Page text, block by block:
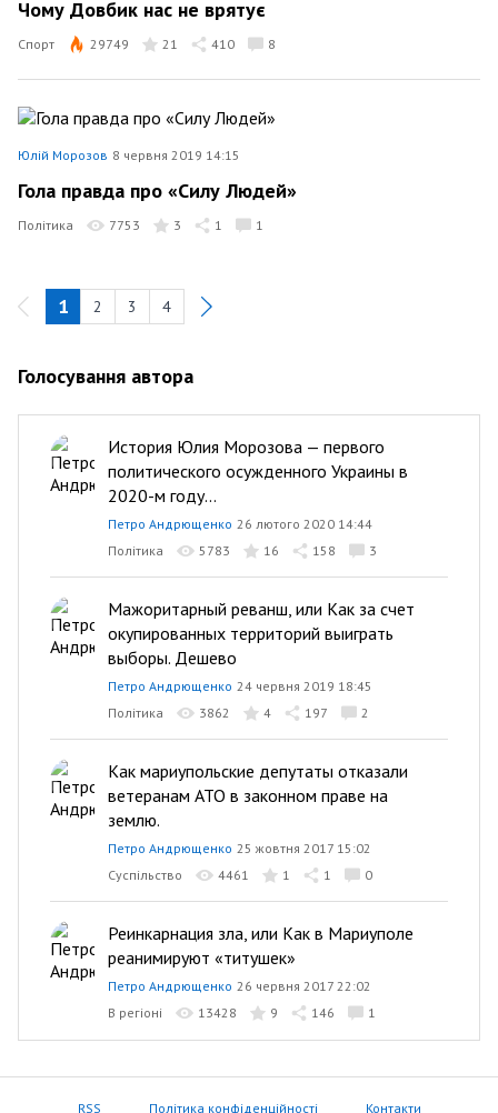
Чому Довбик нас не врятує
Спорт 29749 21 410 8
Юлій Морозов 8 червня 2019 14:15
Гола правда про «Силу Людей»
Політика 7753 3 1 1
1 2 3 4
Голосування автора
История Юлия Морозова — первого
политического осужденного Украины в
2020-м году...
Петро Андрющенко 26 лютого 2020 14:44
Політика
5783 16 158 3
Мажоритарный реванш, или Как за счет
окупированных территорий выиграть
выборы. Дешево
Петро Андрющенко 24 червня 2019 18:45
Політика
3862 4 197 2
Как мариупольские депутаты отказали
ветеранам АТО в законном праве на
землю.
Петро Андрющенко 25 жовтня 2017 15:02
Суспільство
4461 1 1 0
Реинкарнация зла, или Как в Мариуполе
реанимируют «титушек»
Петро Андрющенко 26 червня 2017 22:02
В регіоні
13428 9 146 1
RSS Політика конфіденційності Контакти